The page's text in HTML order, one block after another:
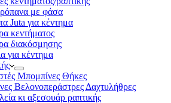
με φάσα
Juta για κέντημα
κεντήματος
διακόσμησης
για κέντημα
Μπομπίνες Θήκες
Βελονοπεράστρες Δαχτυλήθρες
κι αξεσουάρ ραπτικής